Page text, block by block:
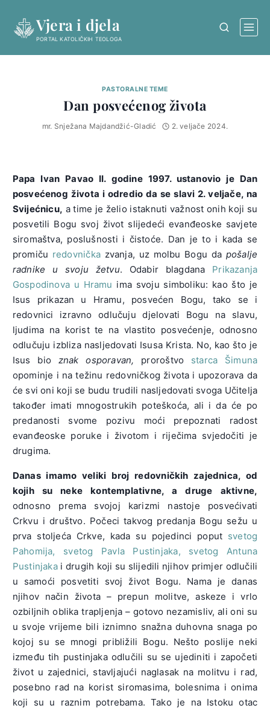
content
Vjera i djela
PORTAL KATOLIČKIH TEOLOGA
PASTORALNE TEME
Dan posvećenog života
mr. Snježana Majdandžić-Gladić 2. veljače 2024.
Papa Ivan Pavao II. godine 1997. ustanovio je Dan
posvećenog života i odredio da se slavi 2. veljače, na
Svijećnicu, a time je želio istaknuti važnost onih koji su
posvetili Bogu svoj život slijedeći evanđeoske savjete
siromaštva, poslušnosti i čistoće. Dan je to i kada se
promiču redovničkazvanja, uz molbu Bogu da pošalje
radnike u svoju žetvu. Odabir blagdana Prikazanja
Gospodinova u Hramu ima svoju simboliku: kao što je
Isus prikazan u Hramu, posvećen Bogu, tako se i
redovnici izravno odlučuju djelovati Bogu na slavu,
ljudima na korist te na vlastito posvećenje, odnosno
odlučuju izbliza nasljedovati Isusa Krista. No, kao što je
Isus bio znak osporavan, proroštvo starca Šimuna
opominje i na težinu redovničkog života i upozorava da
će svi oni koji se budu trudili nasljedovati svoga Učitelja
također imati mnogostrukih poteškoća, ali i da će po
predanosti svome pozivu moći prepoznati radost
evanđeoske poruke i životom i riječima svjedočiti je
drugima.
Danas imamo veliki broj redovničkih zajednica, od
kojih su neke kontemplativne, a druge aktivne,
odnosno prema svojoj karizmi nastoje posvećivati
Crkvu i društvo. Počeci takvog predanja Bogu sežu u
prva stoljeća Crkve, kada su pojedinci poput svetog
Pahomija, svetog Pavla Pustinjaka, svetog Antuna
Pustinjakai drugih koji su slijedili njihov primjer odlučili
u samoći posvetiti svoj život Bogu. Nama je danas
njihov način života – prepun molitve, askeze i vrlo
ozbiljnih oblika trapljenja – gotovo nezamisliv, ali oni su
u svoje vrijeme bili iznimno snažna duhovna snaga po
kojoj su se mnogi približili Bogu. Nešto poslije neki
između tih pustinjaka odlučili su se ujediniti i započeti
život u zajednici, stavljajući naglasak na molitvu i rad,
posebno rad na korist siromasima, bolesnima i onima
koji su u raznim potrebama. Tako je na Istoku otac